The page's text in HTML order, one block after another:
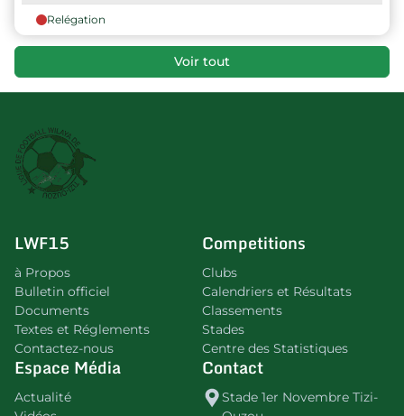
Relégation
Voir tout
LWF15
à Propos
Bulletin officiel
Documents
Textes et Réglements
Contactez-nous
Competitions
Clubs
Calendriers et Résultats
Classements
Stades
Centre des Statistiques
Espace Média
Actualité
Contact
Stade 1er Novembre Tizi-